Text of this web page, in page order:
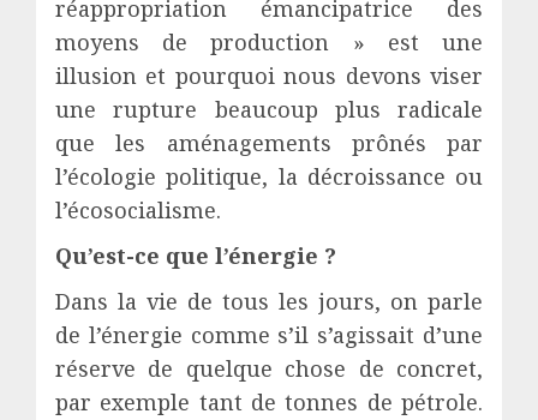
réappropriation émancipatrice des
moyens de production » est une
illusion et pourquoi nous devons viser
une rupture beaucoup plus radicale
que les aménagements prônés par
l’écologie politique, la décroissance ou
l’écosocialisme.
Qu’est-ce que l’énergie ?
Dans la vie de tous les jours, on parle
de l’énergie comme s’il s’agissait d’une
réserve de quelque chose de concret,
par exemple tant de tonnes de pétrole.